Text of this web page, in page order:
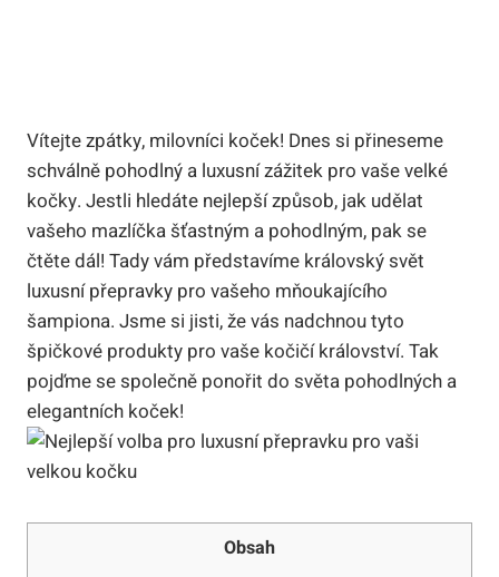
Vítejte zpátky, milovníci koček! Dnes si přineseme
schválně pohodlný a luxusní zážitek pro vaše velké
kočky. Jestli hledáte nejlepší způsob, jak udělat
vašeho mazlíčka šťastným a pohodlným, pak se
čtěte dál! Tady vám představíme královský svět
luxusní přepravky pro vašeho mňoukajícího
šampiona. Jsme si jisti, že vás nadchnou tyto
špičkové produkty pro vaše kočičí království. Tak
pojďme se společně ponořit do světa pohodlných a
elegantních koček!
Obsah